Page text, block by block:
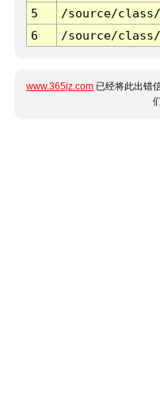
5
/source/
6
/source/
www.365jz.com 已经将此出错